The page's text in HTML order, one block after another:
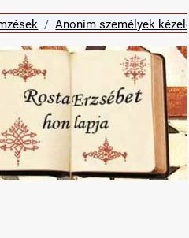
Anonim személyek